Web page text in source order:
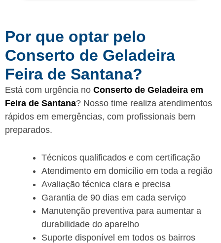
Por que optar pelo
Conserto de Geladeira
Feira de Santana?
Está com urgência no Conserto de Geladeira em
Feira de Santana? Nosso time realiza atendimentos
rápidos em emergências, com profissionais bem
preparados.
Técnicos qualificados e com certificação
Atendimento em domicílio em toda a região
Avaliação técnica clara e precisa
Garantia de 90 dias em cada serviço
Manutenção preventiva para aumentar a
durabilidade do aparelho
Suporte disponível em todos os bairros